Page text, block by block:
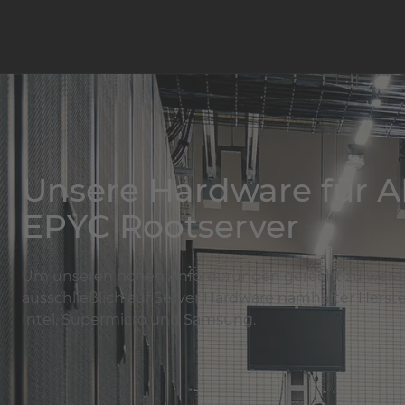
Unsere Hardware für
EPYC Rootserver
Um unseren hohen Anforderungen gerecht zu
ausschließlich auf Server Hardware namhafter
Intel, Supermicro und Samsung.